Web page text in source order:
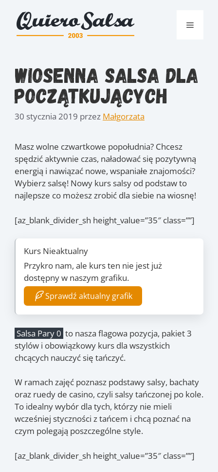
treści
Menu
Wiosenna salsa dla
początkujących
30 stycznia 2019 przez Małgorzata
Masz wolne czwartkowe popołudnia? Chcesz
spędzić aktywnie czas, naładować się pozytywną
energią i nawiązać nowe, wspaniałe znajomości?
Wybierz salsę! Nowy kurs salsy od podstaw to
najlepsze co możesz zrobić dla siebie na wiosnę!
[az_blank_divider_sh height_value=”35″ class=””]
Kurs Nieaktualny
Przykro nam, ale kurs ten nie jest już
dostępny w naszym grafiku.
Sprawdź aktualny grafik
Salsa Pary 0 to nasza flagowa pozycja, pakiet 3
stylów i obowiązkowy kurs dla wszystkich
chcących nauczyć się tańczyć.
W ramach zajęć poznasz podstawy salsy, bachaty
oraz ruedy de casino, czyli salsy tańczonej po kole.
To idealny wybór dla tych, którzy nie mieli
wcześniej styczności z tańcem i chcą poznać na
czym polegają poszczególne style.
[az_blank_divider_sh height_value=”35″ class=””]